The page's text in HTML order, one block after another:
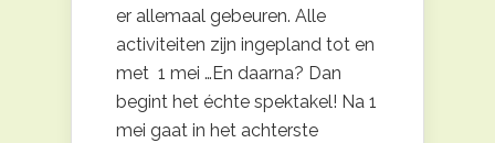
er allemaal gebeuren. Alle
activiteiten zijn ingepland tot en
met 1 mei …En daarna? Dan
begint het échte spektakel! Na 1
mei gaat in het achterste